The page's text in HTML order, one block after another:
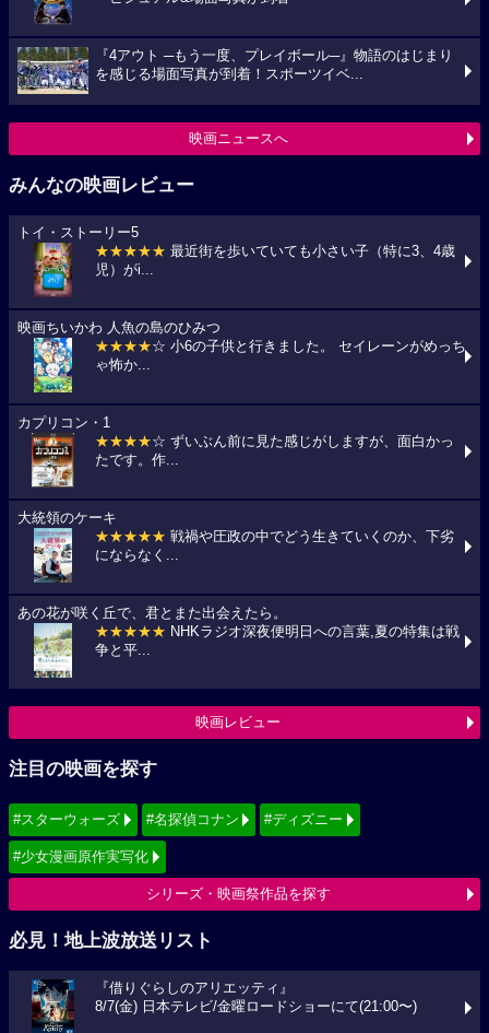
『4アウト ─もう一度、プレイボール─』物語のはじまり
を感じる場面写真が到着！スポーツイベ...
映画ニュースへ
みんなの映画レビュー
トイ・ストーリー5
★★★★★ 最近街を歩いていても小さい子（特に3、4歳
児）がi...
映画ちいかわ 人魚の島のひみつ
★★★★☆ 小6の子供と行きました。 セイレーンがめっち
ゃ怖か...
カプリコン・1
★★★★☆ ずいぶん前に見た感じがしますが、面白かっ
たです。作...
大統領のケーキ
★★★★★ 戦禍や圧政の中でどう生きていくのか、下劣
にならなく...
あの花が咲く丘で、君とまた出会えたら。
★★★★★ NHKラジオ深夜便明日への言葉,夏の特集は戦
争と平...
映画レビュー
注目の映画を探す
#スターウォーズ #名探偵コナン #ディズニー
#少女漫画原作実写化
シリーズ・映画祭作品を探す
必見！地上波放送リスト
『借りぐらしのアリエッティ』
8/7(金) 日本テレビ/金曜ロードショーにて(21:00〜)